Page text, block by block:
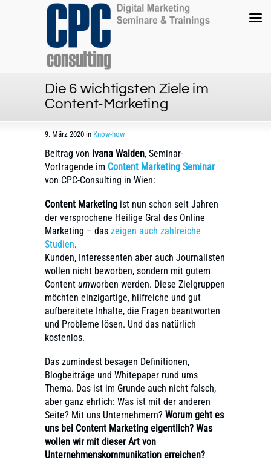
Die 6 wichtigsten Ziele im
Content-Marketing
9. März 2020 in Know-how
Beitrag von Ivana Walden, Seminar-
Vortragende im Content Marketing Seminar
von CPC-Consulting in Wien:
Content Marketing ist nun schon seit Jahren
der versprochene Heilige Gral des Online
Marketing – das zeigen auch zahlreiche
Studien.
Kunden, Interessenten aber auch Journalisten
wollen nicht beworben, sondern mit gutem
Content umworben werden. Diese Zielgruppen
möchten einzigartige, hilfreiche und gut
aufbereitete Inhalte, die Fragen beantworten
und Probleme lösen. Und das natürlich
kostenlos.
Das zumindest besagen Definitionen,
Blogbeiträge und Whitepaper rund ums
Thema. Das ist im Grunde auch nicht falsch,
aber ganz ehrlich: Was ist mit der anderen
Seite? Mit uns Unternehmern? Worum geht es
uns bei Content Marketing eigentlich? Was
wollen wir mit dieser Art von
Unternehmenskommunikation erreichen?